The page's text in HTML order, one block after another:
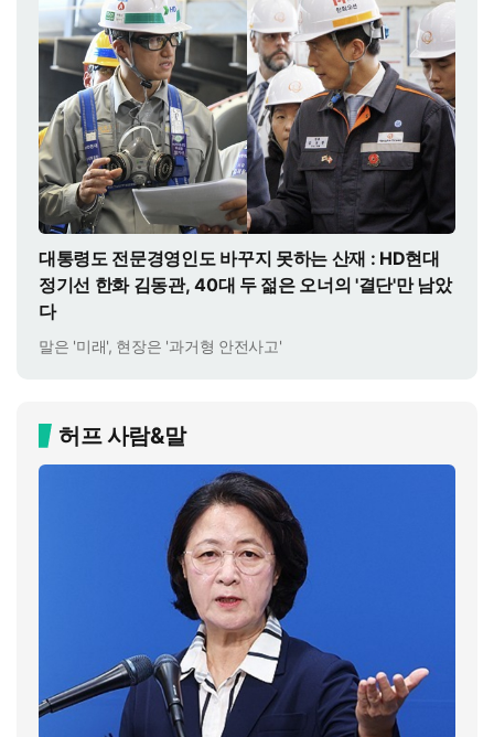
대통령도 전문경영인도 바꾸지 못하는 산재 : HD현대
정기선 한화 김동관, 40대 두 젊은 오너의 '결단'만 남았
다
말은 '미래', 현장은 '과거형 안전사고'
허프 사람&말